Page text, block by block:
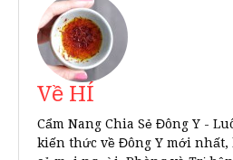
Về HÍ
Cẩm Nang Chia Sẻ Đông Y -
kiến thức về Đông Y mới